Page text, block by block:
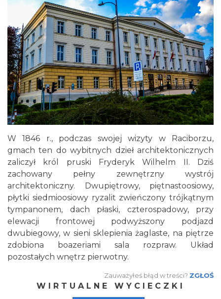
W 1846 r., podczas swojej wizyty w Raciborzu,
gmach ten do wybitnych dzieł architektonicznych
zaliczył król pruski Fryderyk Wilhelm II. Dziś
zachowany pełny zewnętrzny wystrój
architektoniczny. Dwupiętrowy, piętnastoosiowy,
płytki siedmioosiowy ryzalit zwieńczony trójkątnym
tympanonem, dach płaski, czterospadowy, przy
elewacji frontowej podwyższony podjazd
dwubiegowy, w sieni sklepienia żaglaste, na piętrze
zdobiona boazeriami sala rozpraw. Układ
pozostałych wnętrz pierwotny.
Zauważyłeś błąd w treści? ZGŁOŚ
WIRTUALNE WYCIECZKI